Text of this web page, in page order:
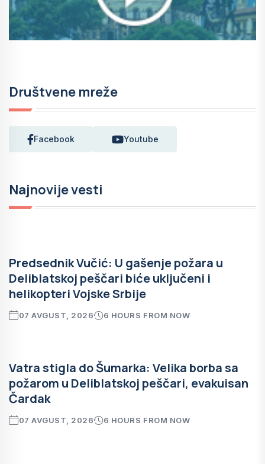
Društvene mreže
Facebook Youtube
Najnovije vesti
Predsednik Vučić: U gašenje požara u
Deliblatskoj peščari biće uključeni i
helikopteri Vojske Srbije
07 AVGUST, 2026 6 HOURS FROM NOW
Vatra stigla do Šumarka: Velika borba sa
požarom u Deliblatskoj peščari, evakuisan
Čardak
07 AVGUST, 2026 6 HOURS FROM NOW